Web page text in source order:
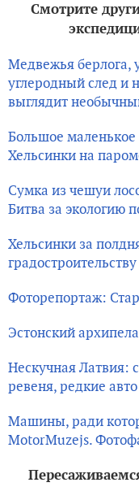
Смотрите
Медвежья берлога,
углеродный след и
выглядит
Большое
Хельсинки на
Сумка из чешуи
Битва за экологию
Хельсинки за
градостроительству
Фоторепортаж:
Эстонский
Нескучная Латвия:
ревеня, редкие
Машины, ради
MotorMuzejs.